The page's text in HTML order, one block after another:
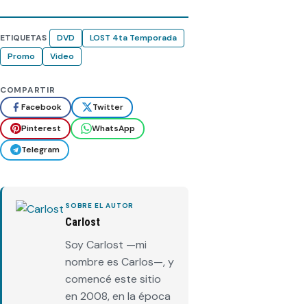
ETIQUETAS DVD
LOST 4ta Temporada
Promo
Video
COMPARTIR
Facebook
Twitter
Pinterest
WhatsApp
Telegram
SOBRE EL AUTOR
Carlost
Soy Carlost —mi
nombre es Carlos—, y
comencé este sitio
en 2008, en la época